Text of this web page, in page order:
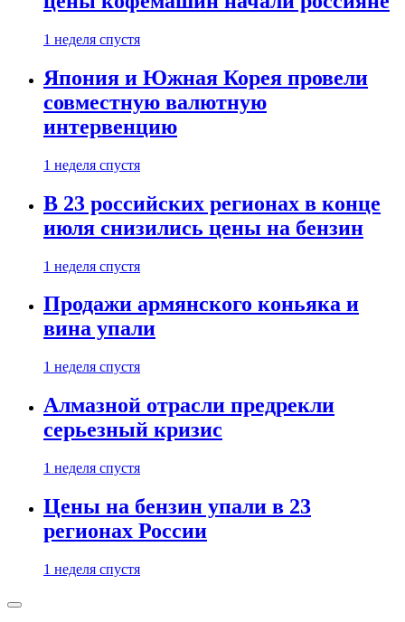
1 неделя спустя
Япония и Южная Корея провели
совместную валютную
интервенцию
1 неделя спустя
В 23 российских регионах в конце
июля снизились цены на бензин
1 неделя спустя
Продажи армянского коньяка и
вина упали
1 неделя спустя
Алмазной отрасли предрекли
серьезный кризис
1 неделя спустя
Цены на бензин упали в 23
регионах России
1 неделя спустя